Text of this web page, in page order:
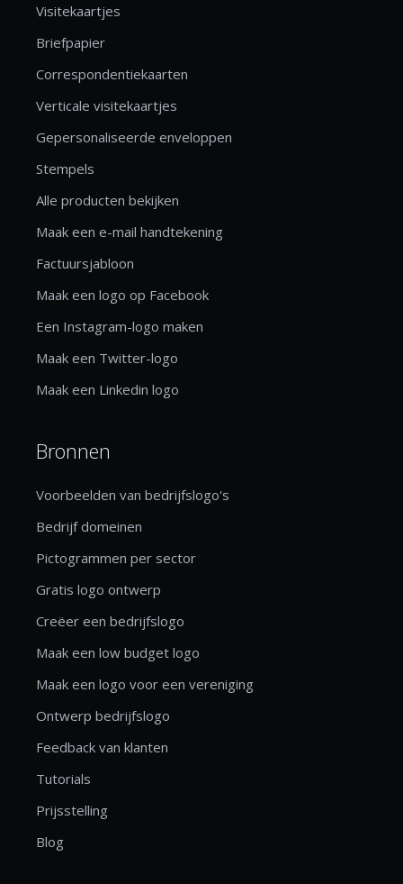
Visitekaartjes
Briefpapier
Correspondentiekaarten
Verticale visitekaartjes
Gepersonaliseerde enveloppen
Stempels
Alle producten bekijken
Maak een e-mail handtekening
Factuursjabloon
Maak een logo op Facebook
Een Instagram-logo maken
Maak een Twitter-logo
Maak een Linkedin logo
Bronnen
Voorbeelden van bedrijfslogo's
Bedrijf domeinen
Pictogrammen per sector
Gratis logo ontwerp
Creëer een bedrijfslogo
Maak een low budget logo
Maak een logo voor een vereniging
Ontwerp bedrijfslogo
Feedback van klanten
Tutorials
Prijsstelling
Blog